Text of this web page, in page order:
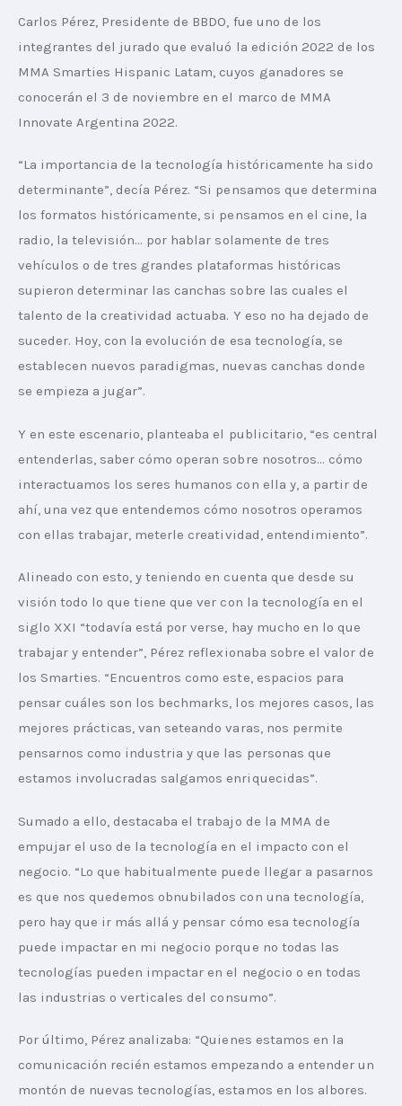
Carlos Pérez, Presidente de BBDO, fue uno de los
integrantes del jurado que evaluó la edición 2022 de los
MMA Smarties Hispanic Latam, cuyos ganadores se
conocerán el 3 de noviembre en el marco de MMA
Innovate Argentina 2022.
“La importancia de la tecnología históricamente ha sido
determinante”, decía Pérez. “Si pensamos que determina
los formatos históricamente, si pensamos en el cine, la
radio, la televisión… por hablar solamente de tres
vehículos o de tres grandes plataformas históricas
supieron determinar las canchas sobre las cuales el
talento de la creatividad actuaba. Y eso no ha dejado de
suceder. Hoy, con la evolución de esa tecnología, se
establecen nuevos paradigmas, nuevas canchas donde
se empieza a jugar”.
Y en este escenario, planteaba el publicitario, “es central
entenderlas, saber cómo operan sobre nosotros… cómo
interactuamos los seres humanos con ella y, a partir de
ahí, una vez que entendemos cómo nosotros operamos
con ellas trabajar, meterle creatividad, entendimiento”.
Alineado con esto, y teniendo en cuenta que desde su
visión todo lo que tiene que ver con la tecnología en el
siglo XXI “todavía está por verse, hay mucho en lo que
trabajar y entender”, Pérez reflexionaba sobre el valor de
los Smarties. “Encuentros como este, espacios para
pensar cuáles son los bechmarks, los mejores casos, las
mejores prácticas, van seteando varas, nos permite
pensarnos como industria y que las personas que
estamos involucradas salgamos enriquecidas”.
Sumado a ello, destacaba el trabajo de la MMA de
empujar el uso de la tecnología en el impacto con el
negocio. “Lo que habitualmente puede llegar a pasarnos
es que nos quedemos obnubilados con una tecnología,
pero hay que ir más allá y pensar cómo esa tecnología
puede impactar en mi negocio porque no todas las
tecnologías pueden impactar en el negocio o en todas
las industrias o verticales del consumo”.
Por último, Pérez analizaba: “Quienes estamos en la
comunicación recién estamos empezando a entender un
montón de nuevas tecnologías, estamos en los albores.